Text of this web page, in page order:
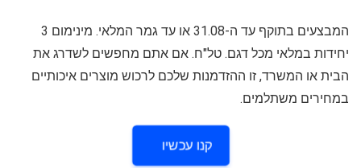
המבצעים בתוקף עד ה-31.08 או עד גמר המלאי. מינימום 3
יחידות במלאי מכל דגם. טל"ח. אם אתם מחפשים לשדרג את
הבית או המשרד, זו ההזדמנות שלכם לרכוש מוצרים איכותיים
במחירים משתלמים.
קנו עכשיו